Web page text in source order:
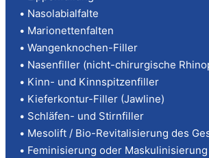
• Nasolabialfalte
• Marionettenfalten
• Wangenknochen-Filler
• Nasenfiller (nicht-chirurgische
• Kinn- und Kinnspitzenfiller
• Kieferkontur-Filler (Jawline)
• Schläfen- und Stirnfiller
• Mesolift / Bio-Revitalisierung des
• Feminisierung oder